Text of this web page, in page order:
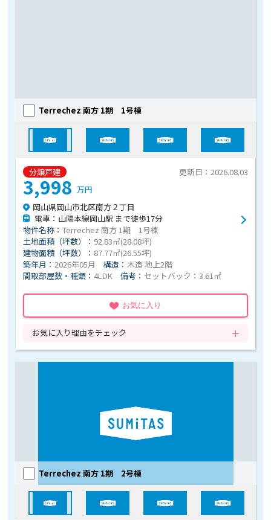
分譲戸建
Terrechez 南方 1期 1号棟
更新日：2026.08.03
3,998万円
岡山県岡山市北区南方２丁目
電車：山陽本線岡山駅 まで徒歩17分
物件名称：Terrechez 南方 1期 1号棟
土地面積（坪数）： 92.83㎡(28.08坪)
建物面積（坪数）： 87.77㎡(26.55坪)
築年月：2026年05月 構造：木造 地上2階
間取部屋数・種類： 4LDK 備考： セットバック：3.61㎡
お気に入り
お気に入り理由をチェック
Terrechez 南方 1期 2号棟